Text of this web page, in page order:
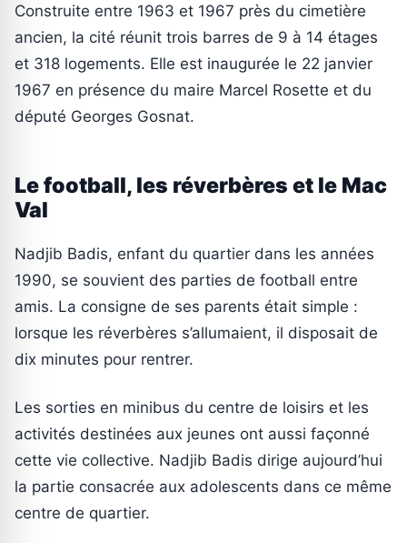
Construite entre 1963 et 1967 près du cimetière
ancien, la cité réunit trois barres de 9 à 14 étages
et 318 logements. Elle est inaugurée le 22 janvier
1967 en présence du maire Marcel Rosette et du
député Georges Gosnat.
Le football, les réverbères et le Mac
Val
Nadjib Badis, enfant du quartier dans les années
1990, se souvient des parties de football entre
amis. La consigne de ses parents était simple :
lorsque les réverbères s’allumaient, il disposait de
dix minutes pour rentrer.
Les sorties en minibus du centre de loisirs et les
activités destinées aux jeunes ont aussi façonné
cette vie collective. Nadjib Badis dirige aujourd’hui
la partie consacrée aux adolescents dans ce même
centre de quartier.